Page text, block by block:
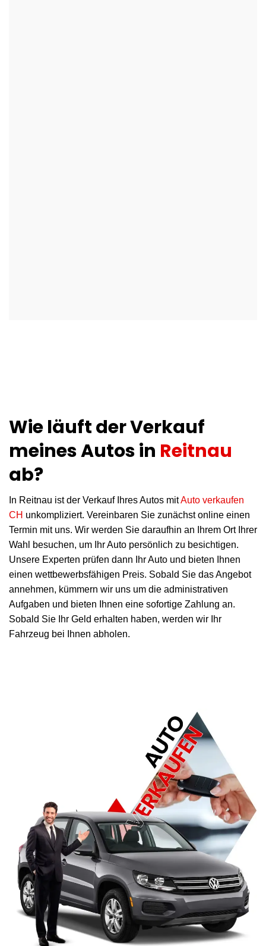
Wie läuft der Verkauf
meines Autos in Reitnau
ab?
In Reitnau ist der Verkauf Ihres Autos mitAuto verkaufen
CH unkompliziert. Vereinbaren Sie zunächst online einen
Termin mit uns. Wir werden Sie daraufhin an Ihrem Ort Ihrer
Wahl besuchen, um Ihr Auto persönlich zu besichtigen.
Unsere Experten prüfen dann Ihr Auto und bieten Ihnen
einen wettbewerbsfähigen Preis. Sobald Sie das Angebot
annehmen, kümmern wir uns um die administrativen
Aufgaben und bieten Ihnen eine sofortige Zahlung an.
Sobald Sie Ihr Geld erhalten haben, werden wir Ihr
Fahrzeug bei Ihnen abholen.